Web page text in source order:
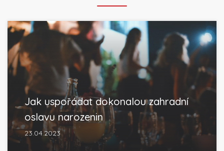
Jak uspořádat dokonalou zahradní
oslavu narozenin
23.04.2023